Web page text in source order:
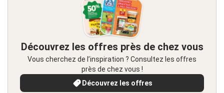
Découvrez les offres près de chez vous
Vous cherchez de l’inspiration ? Consultez les offres
près de chez vous !
Découvrez les offres